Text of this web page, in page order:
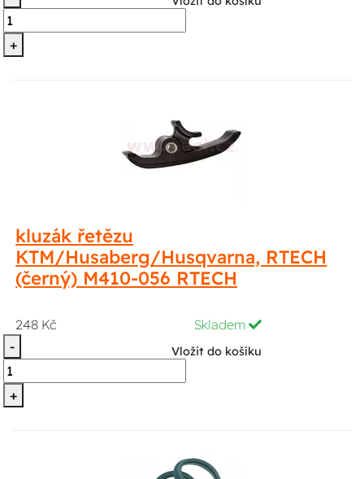
+
kluzák řetězu
KTM/Husaberg/Husqvarna, RTECH
(černý) M410-056 RTECH
248 Kč
Skladem
-
+
Vložit do košíku